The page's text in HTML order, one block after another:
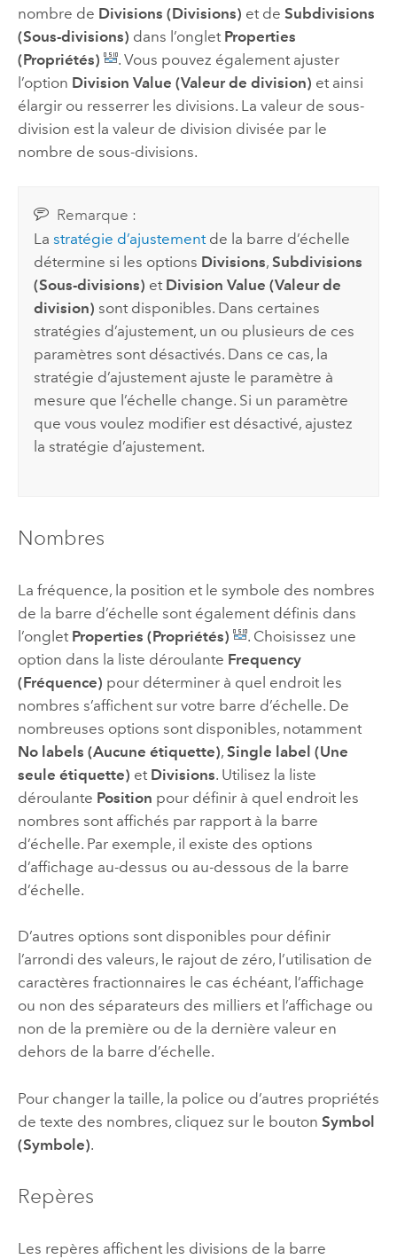
nombre de Divisions (Divisions) et de Subdivisions
(Sous-divisions) dans l’onglet Properties
(Propriétés)
. Vous pouvez également ajuster
l’option Division Value (Valeur de division) et ainsi
élargir ou resserrer les divisions. La valeur de sous-
division est la valeur de division divisée par le
nombre de sous-divisions.
Remarque :
Lastratégie d’ajustementde la barre d’échelle
détermine si les options Divisions,Subdivisions
(Sous-divisions) et Division Value (Valeur de
division) sont disponibles. Dans certaines
stratégies d’ajustement, un ou plusieurs de ces
paramètres sont désactivés. Dans ce cas, la
stratégie d’ajustement ajuste le paramètre à
mesure que l’échelle change. Si un paramètre
que vous voulez modifier est désactivé, ajustez
la stratégie d’ajustement.
Nombres
La fréquence, la position et le symbole des nombres
de la barre d’échelle sont également définis dans
l’onglet Properties (Propriétés)
. Choisissez une
option dans la liste déroulante Frequency
(Fréquence) pour déterminer à quel endroit les
nombres s’affichent sur votre barre d’échelle. De
nombreuses options sont disponibles, notamment
No labels (Aucune étiquette), Single label (Une
seule étiquette) et Divisions. Utilisez la liste
déroulante Position pour définir à quel endroit les
nombres sont affichés par rapport à la barre
d’échelle. Par exemple, il existe des options
d’affichage au-dessus ou au-dessous de la barre
d’échelle.
D’autres options sont disponibles pour définir
l’arrondi des valeurs, le rajout de zéro, l’utilisation de
caractères fractionnaires le cas échéant, l’affichage
ou non des séparateurs des milliers et l’affichage ou
non de la première ou de la dernière valeur en
dehors de la barre d’échelle.
Pour changer la taille, la police ou d’autres propriétés
de texte des nombres, cliquez sur le bouton Symbol
(Symbole).
Repères
Les repères affichent les divisions de la barre